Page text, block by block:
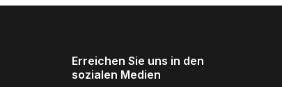
Erreichen Sie uns in den
sozialen Medien